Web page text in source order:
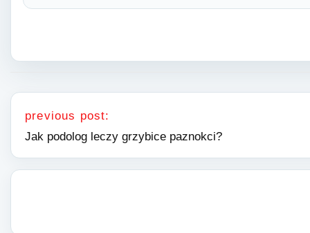
Nawigacja wpisu
previous post:
Jak podolog leczy grzybice paznokci?